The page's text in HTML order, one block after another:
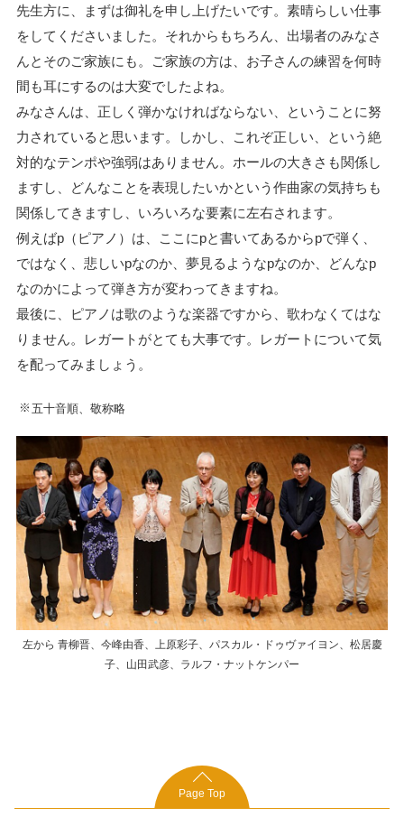
先生方に、まずは御礼を申し上げたいです。素晴らしい仕事
をしてくださいました。それからもちろん、出場者のみなさ
んとそのご家族にも。ご家族の方は、お子さんの練習を何時
間も耳にするのは大変でしたよね。
みなさんは、正しく弾かなければならない、ということに努
力されていると思います。しかし、これぞ正しい、という絶
対的なテンポや強弱はありません。ホールの大きさも関係し
ますし、どんなことを表現したいかという作曲家の気持ちも
関係してきますし、いろいろな要素に左右されます。
例えばp（ピアノ）は、ここにpと書いてあるからpで弾く、
ではなく、悲しいpなのか、夢見るようなpなのか、どんなp
なのかによって弾き方が変わってきますね。
最後に、ピアノは歌のような楽器ですから、歌わなくてはな
りません。レガートがとても大事です。レガートについて気
を配ってみましょう。
※ 五十音順、敬称略
左から 青柳晋、今峰由香、上原彩子、パスカル・ドゥヴァイヨン、松居慶
子、山田武彦、ラルフ・ナットケンパー
Page Top